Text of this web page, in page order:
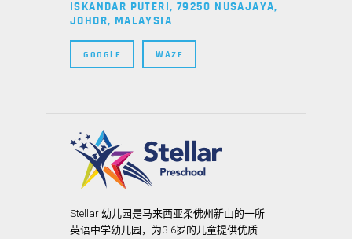
ISKANDAR PUTERI, 79250 NUSAJAYA,
JOHOR, MALAYSIA
GOOGLE WAZE
Stellar 幼儿园是马来西亚柔佛州新山的一所
英语中学幼儿园，为3-6岁的儿童提供优质